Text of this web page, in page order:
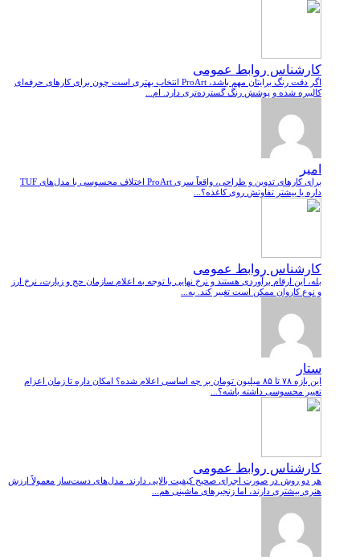
کارشناس روابط عمومی
اگر دقت رنگ برایتان مهم باشد، ProArt انتخاب بهتری است چون برای کارهای حرفه‌ای
کالیبره شده و پوشش رنگ گسترده‌تری دارد. ام...
امیر
برای کارهای تدوین و طراحی، واقعاً سری ProArt اختلاف محسوسی با مدل‌های TUF
داره یا بیشتر تفاوتش روی کاغذه؟...
کارشناس روابط عمومی
بله، این ارقام برآوردی هستند و نرخ نهایی با توجه به اعلام سازمان حج و زیارت، نرخ ارز
و نوع کاروان ممکن است تغییر کند. به...
ستار
این بازه ۷۸ تا ۸۵ میلیون تومان بر چه اساسی اعلام شده؟ امکان داره تا زمان اعزام
تغییر محسوسی داشته باشه؟...
کارشناس روابط عمومی
هر دو روش در صورت اجرای صحیح کیفیت بالایی دارند. مدل‌های دست‌ساز معمولاً ارزش
هنری بیشتری دارند، اما زنجیرهای ماشینی هم...